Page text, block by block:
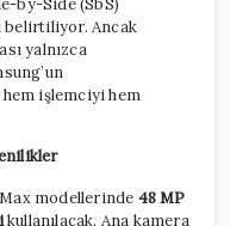
by-Side (SbS)
belirtiliyor. Ancak
yalnızca
işlemciyi hem
Max modellerinde 48 MP
kullanılacak. Ana kamera